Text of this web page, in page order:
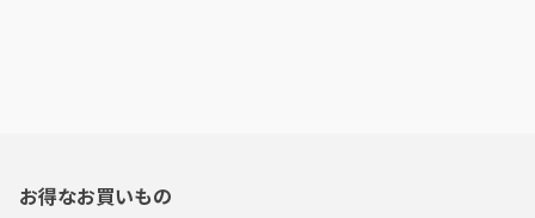
お得なお買いもの